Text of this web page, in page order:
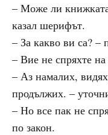
– Може ли книжката
казал шерифът.
– За какво ви са? –
– Вие не спряхте
– Аз намалих,
продължих. –
– Но все пак не
по закон.